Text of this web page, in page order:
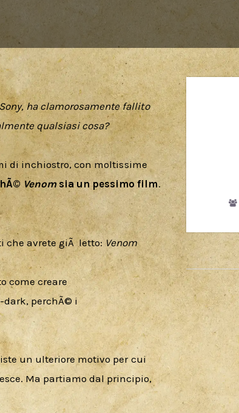
ha clamorosamente fallito
qualsiasi cosa?
di inchiostro, con moltissime
Venom sia un pessimo film.
avrete giÃ  letto: Venom
come creare
dark, perchÃ© i
un ulteriore motivo per cui
Ma partiamo dal principio,